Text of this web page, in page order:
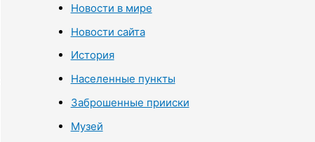
Новости в мире
Новости сайта
История
Населенные пункты
Заброшенные прииски
Музей